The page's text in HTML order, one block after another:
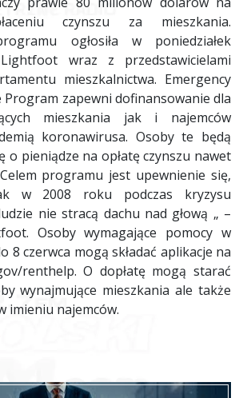
czynszu za mieszkania.
ogłosiła w poniedziałek
wraz z przedstawicielami
mieszkalnictwa. Emergency
Program zapewni dofinansowanie dla
mieszkania jak i najemców
koronawirusa. Osoby te będą
o pieniądze na opłatę czynszu nawet
programu jest upewnienie się,
w 2008 roku podczas kryzysu
nie stracą dachu nad głową „ –
Osoby wymagające pomocy w
8 czerwca mogą składać aplikacje na
renthelp. O dopłatę mogą starać
wynajmujące mieszkania ale także
imieniu najemców.